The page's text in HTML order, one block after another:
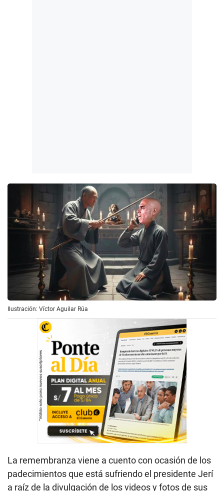
Ilustración: Víctor Aguilar Rúa
La remembranza viene a cuento con ocasión de los
padecimientos que está sufriendo el presidente Jerí
a raíz de la divulgación de los videos y fotos de sus